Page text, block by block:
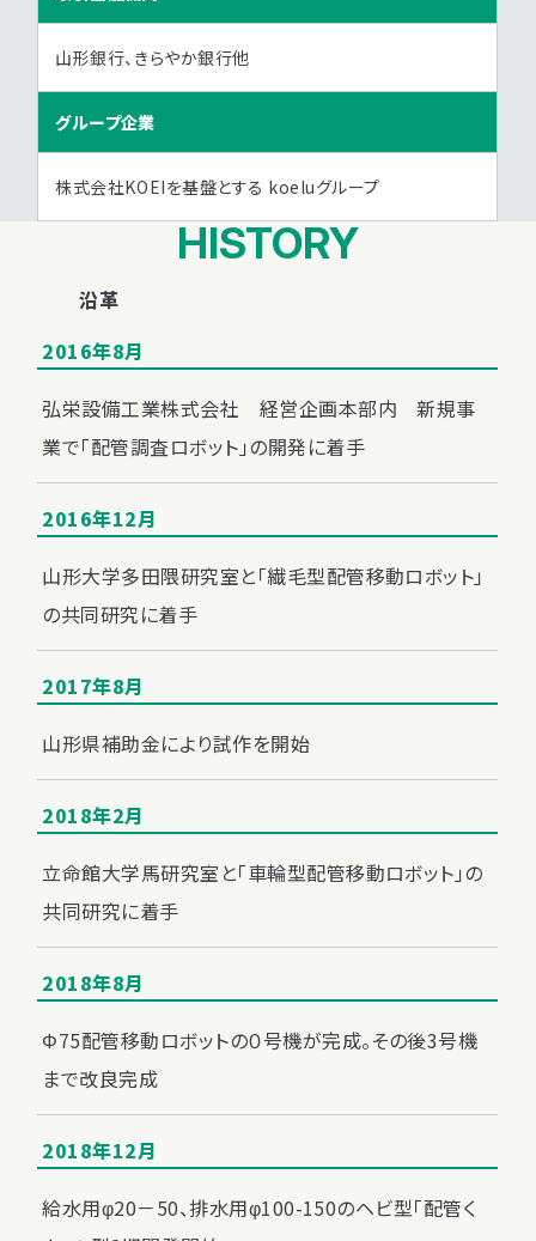
山形銀行、きらやか銀行他
グループ企業
株式会社KOEIを基盤とする koeluグループ
HISTORY
沿革
2016年8月
弘栄設備工業株式会社 経営企画本部内 新規事
業で「配管調査ロボット」の開発に着手
2016年12月
山形大学多田隈研究室と「繊毛型配管移動ロボット」
の共同研究に着手
2017年8月
山形県補助金により試作を開始
2018年2月
立命館大学馬研究室と「車輪型配管移動ロボット」の
共同研究に着手
2018年8月
Φ75配管移動ロボットの０号機が完成。その後3号機
まで改良完成
2018年12月
給水用φ20－50、排水用φ100-150のヘビ型「配管く